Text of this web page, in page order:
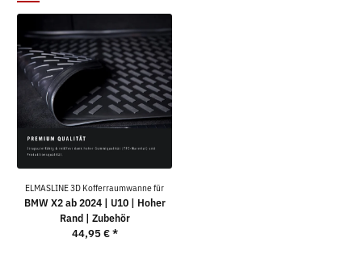
ELMASLINE 3D Kofferraumwanne für
BMW X2 ab 2024 | U10 | Hoher
Rand | Zubehör
44,95 €*